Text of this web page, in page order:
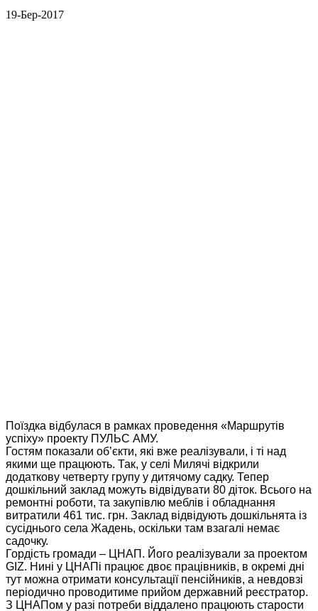
19-Бер-2017
Поїздка відбулася в рамках проведення «Маршрутів
успіху» проекту ПУЛЬС АМУ.
Гостям показали об’єкти, які вже реалізували, і ті над
якими ще працюють. Так, у селі Милячі відкрили
додаткову четверту групу у дитячому садку. Тепер
дошкільний заклад можуть відвідувати 80 діток. Всього на
ремонтні роботи, та закупівлю меблів і обладнання
витратили 461 тис. грн. Заклад відвідують дошкільнята із
сусіднього села Жадень, оскільки там взагалі немає
садочку.
Гордість громади – ЦНАП. Його реалізували за проектом
GIZ. Нині у ЦНАПі працює двоє працівників, в окремі дні
тут можна отримати консультації пенсійників, а невдовзі
періодично проводитиме прийом державний реєстратор.
З ЦНАПом у разі потреби віддалено працюють старости